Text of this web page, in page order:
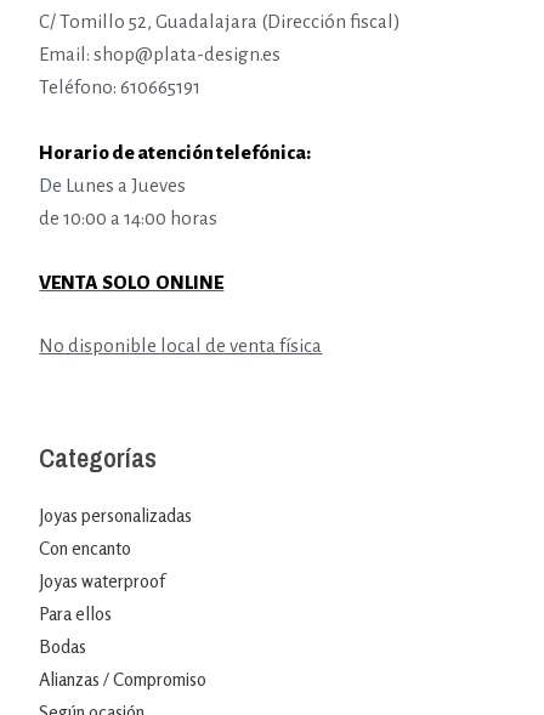
C/ Tomillo 52, Guadalajara (Dirección fiscal)
Email: shop@plata-design.es
Teléfono: 610665191
Horario de atención telefónica:
De Lunes a Jueves
de 10:00 a 14:00 horas
VENTA SOLO ONLINE
No disponible local de venta física
Categorías
Joyas personalizadas
Con encanto
Joyas waterproof
Para ellos
Bodas
Alianzas / Compromiso